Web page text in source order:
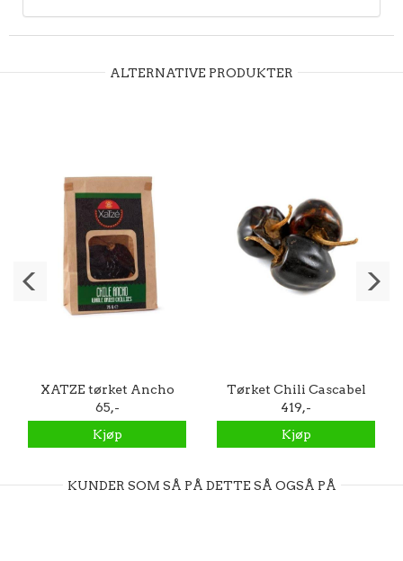
ALTERNATIVE PRODUKTER
XATZE tørket Ancho
chilli 75g
65,-
Kjøp
Tørket Chili Cascabel
500g
419,-
Kjøp
KUNDER SOM SÅ PÅ DETTE SÅ OGSÅ PÅ